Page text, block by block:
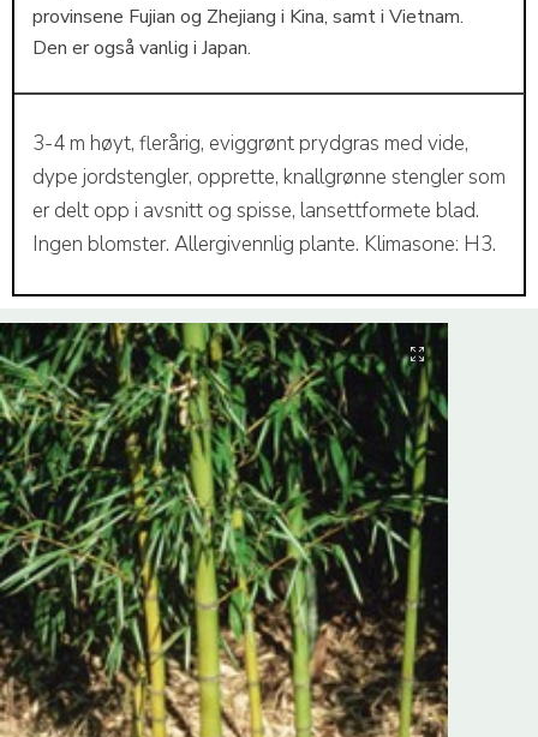
provinsene Fujian og Zhejiang i Kina, samt i Vietnam.
Den er også vanlig i Japan.
3-4 m høyt, flerårig, eviggrønt prydgras med vide,
dype jordstengler, opprette, knallgrønne stengler som
er delt opp i avsnitt og spisse, lansettformete blad.
Ingen blomster. Allergivennlig plante. Klimasone: H3.